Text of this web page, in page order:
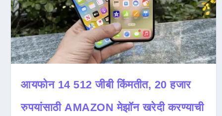
आयफोन 14 512 जीबी किंमतीत, 20 हजार
रुपयांसाठी AMAZON मेझॉन खरेदी करण्याची